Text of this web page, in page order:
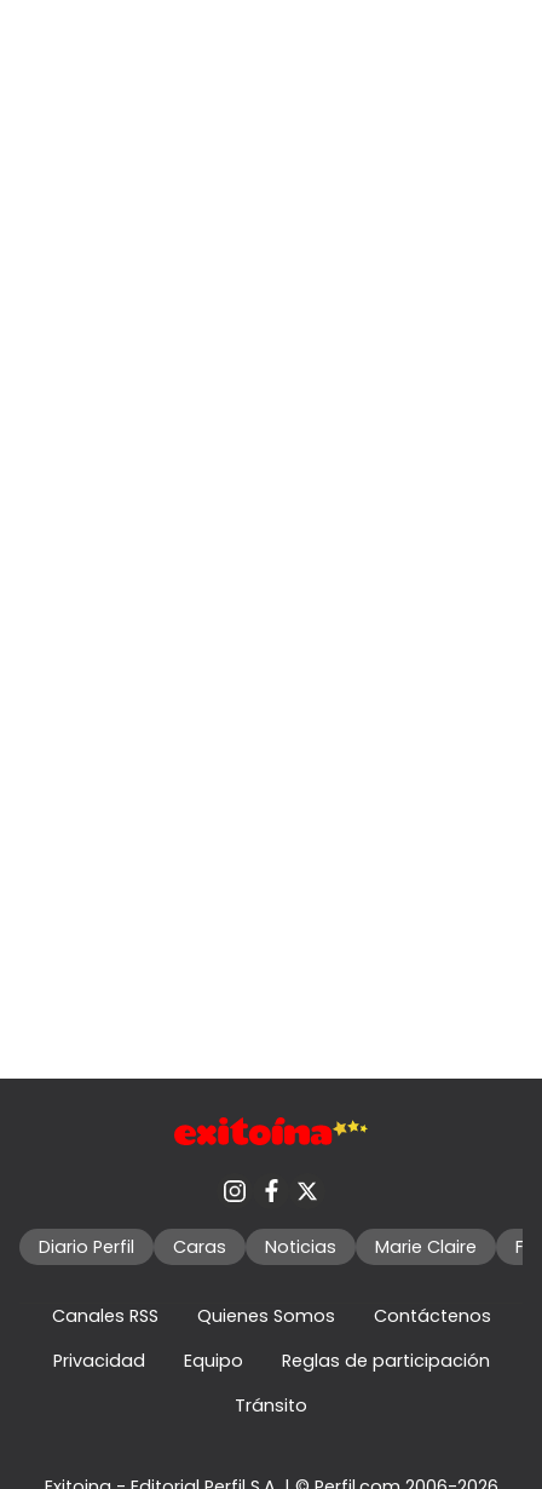
Diario Perfil Caras Noticias Marie Claire
Canales RSS Quienes Somos
Contáctenos
Privacidad
Equipo
Reglas de participación
Tránsito